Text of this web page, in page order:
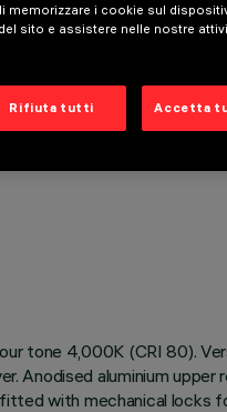
tone 4,000K (CRI 80).
aluminium
with mechanical locks
memorizzare i cookie sul
sito e assistere nelle nostre
Rifiuta tutti Accetta